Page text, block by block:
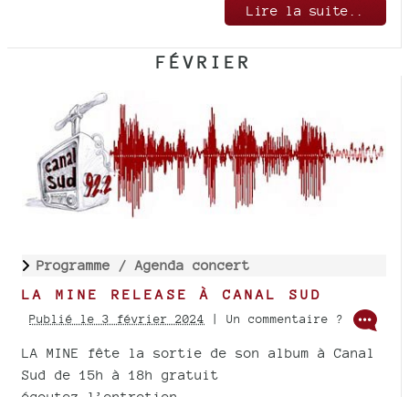
Lire la suite..
FÉVRIER
Programme / Agenda concert
LA MINE RELEASE À CANAL SUD
Publié le 3 février 2024 | Un commentaire ?
LA MINE fête la sortie de son album à Canal
Sud de 15h à 18h gratuit